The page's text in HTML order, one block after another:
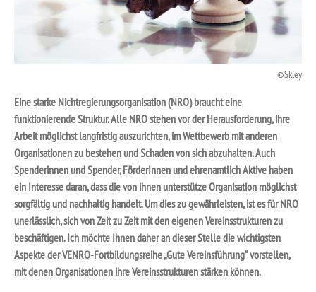
Skley
Eine starke Nichtregierungsorganisation (NRO) braucht eine
funktionierende Struktur. Alle NRO stehen vor der Herausforderung, ihre
Arbeit möglichst langfristig auszurichten, im Wettbewerb mit anderen
Organisationen zu bestehen und Schaden von sich abzuhalten. Auch
Spenderinnen und Spender, FörderInnen und ehrenamtlich Aktive haben
ein Interesse daran, dass die von ihnen unterstütze Organisation möglichst
sorgfältig und nachhaltig handelt. Um dies zu gewährleisten, ist es für NRO
unerlässlich, sich von Zeit zu Zeit mit den eigenen Vereinsstrukturen zu
beschäftigen. Ich möchte Ihnen daher an dieser Stelle die wichtigsten
Aspekte der VENRO-Fortbildungsreihe „Gute Vereinsführung“ vorstellen,
mit denen Organisationen ihre Vereinsstrukturen stärken können.